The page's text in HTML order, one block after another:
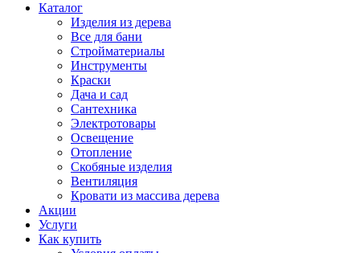
Каталог
Изделия из дерева
Все для бани
Стройматериалы
Инструменты
Краски
Дача и сад
Сантехника
Электротовары
Освещение
Отопление
Скобяные изделия
Вентиляция
Кровати из массива дерева
Акции
Услуги
Как купить